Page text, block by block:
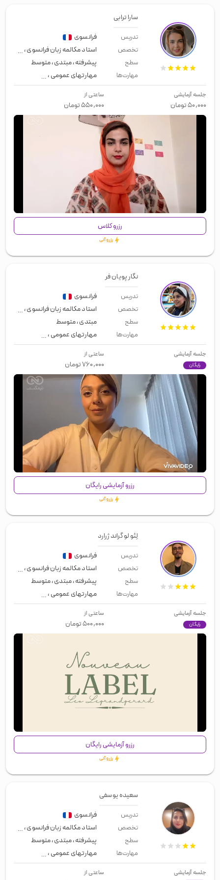
سارا ترابی
تدریس فرانسوی
تخصص استاد مکالمه زبان فرانسوی،
سطح پیشرفته،مبتدی،متوسط
مهارت‌ها مهارتهای عمومی،
جلسه آزمایشی
۵۰,۰۰۰تومان
ساعتی از
۵۵۰,۰۰۰تومان
00:00/01:27
رزرو کلاس
رزرو آنی
نگار پويان فر
تدریس فرانسوی
تخصص استاد مکالمه زبان فرانسوی،
سطح مبتدی،متوسط
مهارت‌ها مهارتهای عمومی،
جلسه آزمایشی
رایگان
ساعتی از
۷۶۰,۰۰۰تومان
/ 00:52
رزرو آزمایشی رایگان
رزرو آنی
لِئو لو گراند ژرارد
تدریس فرانسوی
تخصص استاد مکالمه زبان فرانسوی،
سطح پیشرفته،مبتدی،متوسط
مهارت‌ها مهارتهای عمومی،
جلسه آزمایشی
رایگان
ساعتی از
۵۰۰,۰۰۰تومان
رزرو آزمایشی رایگان
رزرو آنی
سعیده یوسفی
تدریس فرانسوی
تخصص استاد مکالمه زبان فرانسوی،
سطح پیشرفته،مبتدی،متوسط
مهارت‌ها مهارتهای عمومی،
جلسه آزمایشی ساعتی از